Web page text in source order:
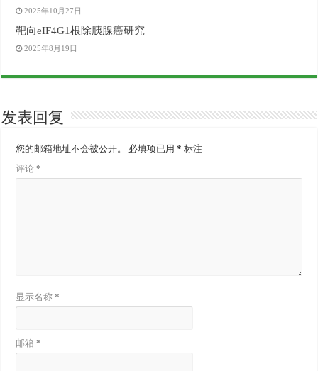
2025年10月27日
靶向eIF4G1根除胰腺癌研究
2025年8月19日
发表回复
您的邮箱地址不会被公开。 必填项已用* 标注
评论*
显示名称*
邮箱*